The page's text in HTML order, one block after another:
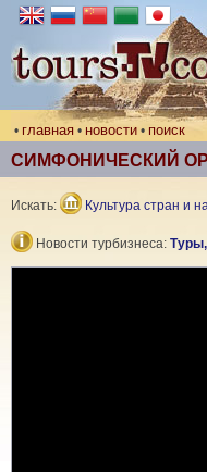
• главная • новости • поиск
СИМФОНИЧЕСКИЙ
Искать: Культура стран и
Новости турбизнеса: